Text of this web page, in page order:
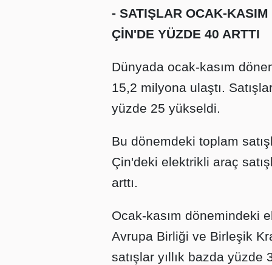
- SATIŞLAR OCAK-
ÇİN'DE YÜZDE 40 ARTTI
Dünyada ocak-kasım
15,2 milyona ulaştı.
yüzde 25 yükseldi.
Bu dönemdeki toplam
Çin'deki elektrikli araç
arttı.
Ocak-kasım dönemindeki
Avrupa Birliği ve Birleşik
satışlar yıllık bazda yüzde